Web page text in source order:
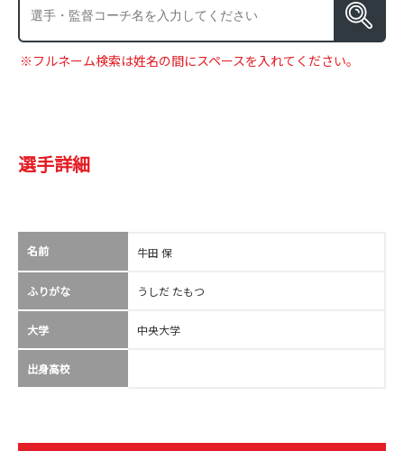
※フルネーム検索は姓名の間にスペースを入れてください。
選手詳細
名前 牛田 保
ふりがな うしだ たもつ
大学 中央大学
出身高校